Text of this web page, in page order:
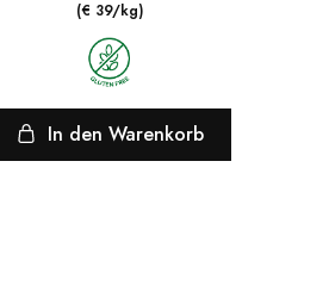
(€ 39/kg)
In den Warenkorb